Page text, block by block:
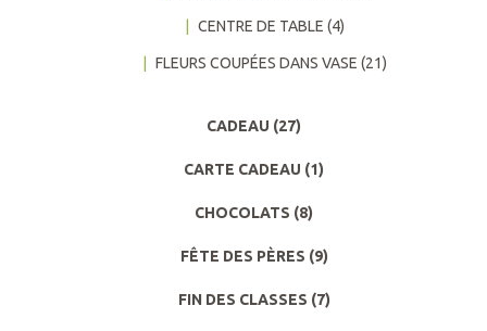
CENTRE DE TABLE (4)
FLEURS COUPÉES DANS VASE (21)
CADEAU (27)
CARTE CADEAU (1)
CHOCOLATS (8)
FÊTE DES PÈRES (9)
FIN DES CLASSES (7)